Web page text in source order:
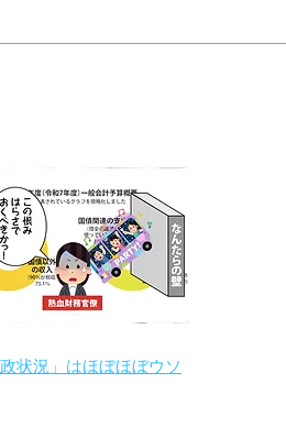
状況」はほぼほぼウソ